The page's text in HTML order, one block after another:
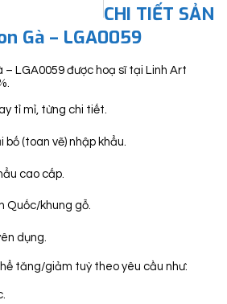
CHI TIẾT SẢN
Gà – LGA0059
– LGA0059 được hoạ sĩ tại Linh Art
tỉ mỉ, từng chi tiết.
(toan vẽ) nhập khẩu.
cao cấp.
Quốc/khung gỗ.
dụng.
tăng/giảm tuỳ theo yêu cầu như: